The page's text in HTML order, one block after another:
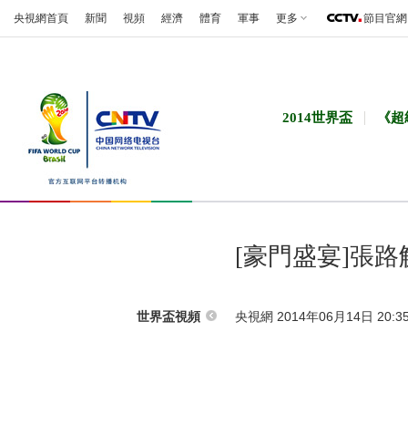
央視網首頁 新聞 視頻 經濟 體育 軍事 更多 節目官網
2014世界盃 《
[豪門盛宴]張路
世界盃視頻 央視網 2014年06月14日